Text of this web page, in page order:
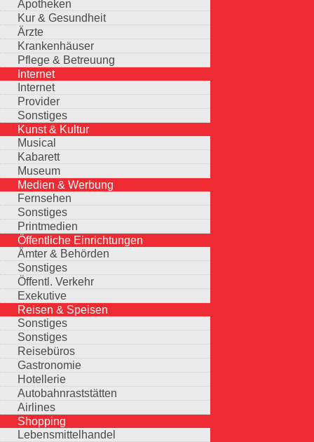
Apotheken
Kur & Gesundheit
Ärzte
Krankenhäuser
Pflege & Betreuung
Internet
Internet
Provider
Sonstiges
Kunst & Kultur
Musical
Kabarett
Museum
Medien & Werbung
Fernsehen
Sonstiges
Printmedien
Öffentliche Einrichtungen
Ämter & Behörden
Sonstiges
Öffentl. Verkehr
Exekutive
Reisen & Speisen
Sonstiges
Sonstiges
Reisebüros
Gastronomie
Hotellerie
Autobahnraststätten
Airlines
Shopping
Lebensmittelhandel